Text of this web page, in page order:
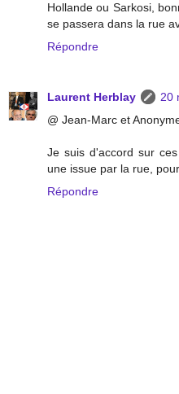
Hollande ou Sarkosi,
se passera dans la rue
Répondre
Laurent Herblay
20
@ Jean-Marc et
Je suis d'accord sur
une issue par la rue,
Répondre